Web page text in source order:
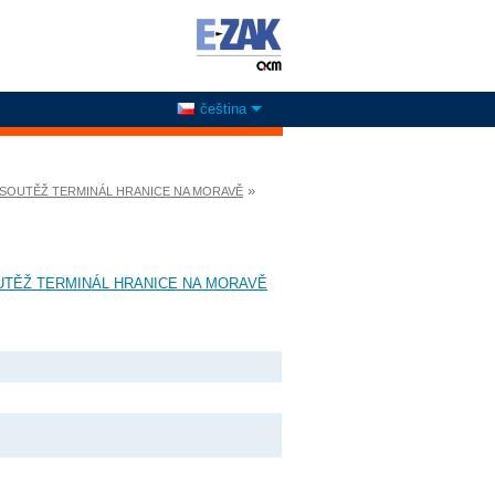
čeština
TERMINÁL HRANICE NA MORAVĚ »
TERMINÁL HRANICE NA MORAVĚ